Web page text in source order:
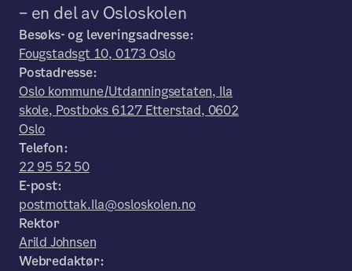
– en del av Osloskolen
Besøks- og leveringsadresse:
Fougstadsgt 10, 0173 Oslo
Postadresse:
Oslo kommune/Utdanningsetaten, Ila
skole, Postboks 6127 Etterstad, 0602
Oslo
Telefon:
22 95 52 50
E-post:
postmottak.Ila@osloskolen.no
Rektor
Arild Johnsen
Webredaktør: